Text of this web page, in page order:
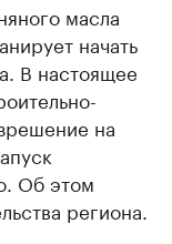
масла
начать
В настоящее
на
Об этом
региона.